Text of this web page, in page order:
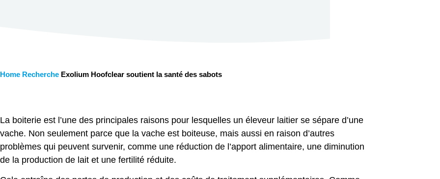
Home Recherche Exolium Hoofclear soutient la santé des sabots
La boiterie est l’une des principales raisons pour lesquelles un éleveur laitier se sépare d’une
vache. Non seulement parce que la vache est boiteuse, mais aussi en raison d’autres
problèmes qui peuvent survenir, comme une réduction de l’apport alimentaire, une diminution
de la production de lait et une fertilité réduite.